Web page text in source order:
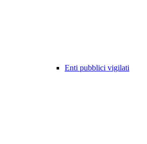
Enti pubblici vigilati